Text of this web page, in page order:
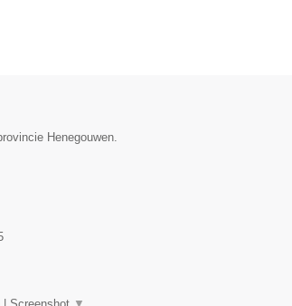
Henegouwen.